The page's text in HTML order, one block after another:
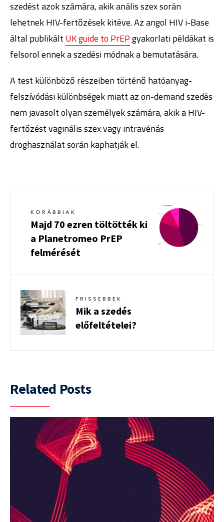
szedést azok számára, akik anális szex során
lehetnek HIV-fertőzések kitéve. Az angol HIV i-Base
által publikált UK guide to PrEPgyakorlati példákat is
felsorol ennek a szedési módnak a bemutatására.
A test különböző részeiben történő hatóanyag-
felszívódási különbségek miatt az on-demand szedés
nem javasolt olyan személyek számára, akik a HIV-
fertőzést vaginális szex vagy intravénás
droghasználat során kaphatják el.
KORÁBBIAK
Majd 70 ezren töltötték ki
a Planetromeo PrEP
felmérését
FRISSEBBEK
Mik a szedés
előfeltételei?
Related Posts